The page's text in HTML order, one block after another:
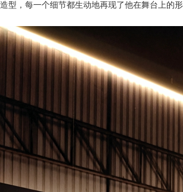
型，每一个细节都生动地再现了他在舞台上的